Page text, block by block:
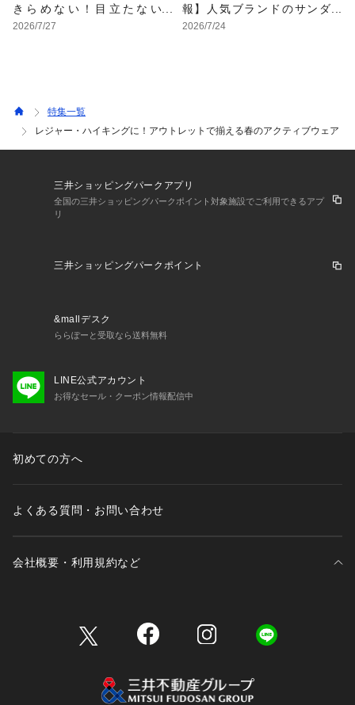
きらめない！目立たない
色・形・素材の服をアウト
2026/7/27
報】人気ブランドのサンダ
ルが最大70%OFF！おすす
2026/7/24
特集一覧
レジャー・ハイキングに！アウトレットで揃える春のアクティブウェア
三井ショッピングパークアプリ
全国の三井ショッピングパークポイント対象施設でご利用できるアプ
リ
三井ショッピングパークポイント
&mallデスク
ららぽーと受取なら送料無料
LINE公式アカウント
お得なセール・クーポン情報配信中
初めての方へ
よくある質問・お問い合わせ
会社概要・利用規約など